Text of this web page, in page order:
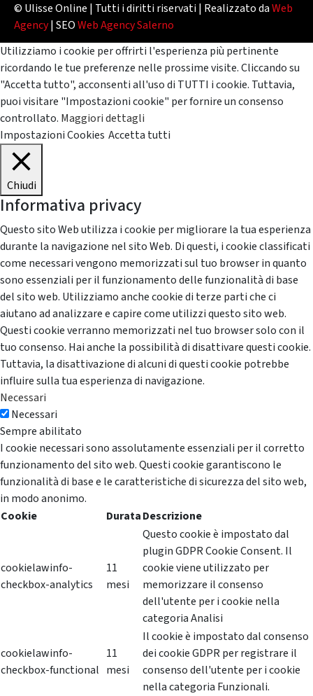
© Ulisse Online | Tutti i diritti riservati | Realizzato daWeb
Agency| SEOWeb Agency Salerno
Utilizziamo i cookie per offrirti l'esperienza più pertinente
ricordando le tue preferenze nelle prossime visite. Cliccando su
"Accetta tutto", acconsenti all'uso di TUTTI i cookie. Tuttavia,
puoi visitare "Impostazioni cookie" per fornire un consenso
controllato. Maggiori dettagli
Impostazioni Cookies Accetta tutti
Chiudi
Informativa privacy
Questo sito Web utilizza i cookie per migliorare la tua esperienza
durante la navigazione nel sito Web. Di questi, i cookie classificati
come necessari vengono memorizzati sul tuo browser in quanto
sono essenziali per il funzionamento delle funzionalità di base
del sito web. Utilizziamo anche cookie di terze parti che ci
aiutano ad analizzare e capire come utilizzi questo sito web.
Questi cookie verranno memorizzati nel tuo browser solo con il
tuo consenso. Hai anche la possibilità di disattivare questi cookie.
Tuttavia, la disattivazione di alcuni di questi cookie potrebbe
influire sulla tua esperienza di navigazione.
Necessari
Necessari
Sempre abilitato
I cookie necessari sono assolutamente essenziali per il corretto
funzionamento del sito web. Questi cookie garantiscono le
funzionalità di base e le caratteristiche di sicurezza del sito web,
in modo anonimo.
Cookie
DurataDescrizione
cookielawinfo-
checkbox-analytics
11
mesi
Questo cookie è impostato dal
plugin GDPR Cookie Consent. Il
cookie viene utilizzato per
memorizzare il consenso
dell'utente per i cookie nella
categoria Analisi
cookielawinfo-
checkbox-functional
11
mesi
Il cookie è impostato dal consenso
dei cookie GDPR per registrare il
consenso dell'utente per i cookie
nella categoria Funzionali.